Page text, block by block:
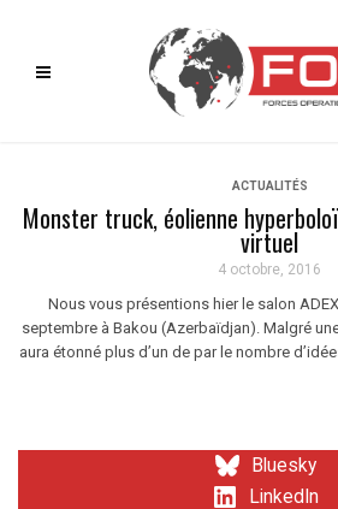
ACTUALITÉS
Monster truck, éolienne
virtuel
4 octobre, 2016
Nous vous présentions hier le salon
septembre à Bakou (Azerbaïdjan). Malgré
aura étonné plus d’un de par le nombre
Bluesky
LinkedIn